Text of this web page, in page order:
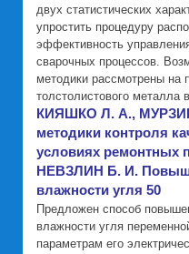
двух статистических
упростить процедуру
эффективность
сварочных процессов.
методики рассмотрены на
толстолистового металла
КИЯШКО Л. А.,
методики контроля
условиях ремонтных
НЕВЗЛИН Б. И.
влажности угля 50
Предложен способ
влажности угля
параметрам его